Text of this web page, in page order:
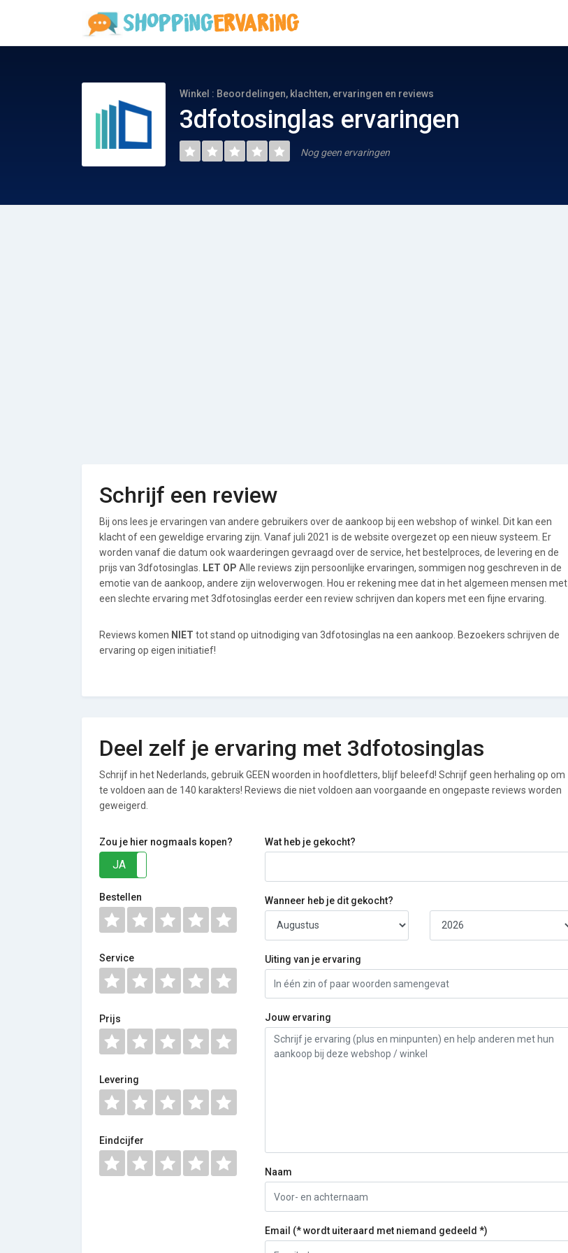
Winkel : Beoordelingen, klachten, ervaringen en reviews
3dfotosinglas ervaringen
Nog geen ervaringen
Schrijf een review
Bij ons lees je ervaringen van andere gebruikers over de aankoop bij een webshop of winkel. Dit kan een
klacht of een geweldige ervaring zijn. Vanaf juli 2021 is de website overgezet op een nieuw systeem. Er
worden vanaf die datum ook waarderingen gevraagd over de service, het bestelproces, de levering en de
prijs van 3dfotosinglas.
LET OP Alle reviews zijn persoonlijke ervaringen, sommigen nog geschreven in de
emotie van de aankoop, andere zijn weloverwogen. Hou er rekening mee dat in het algemeen mensen met
een slechte ervaring met 3dfotosinglas eerder een review schrijven dan kopers met een fijne ervaring.
Reviews komen NIET tot stand op uitnodiging van 3dfotosinglas na een aankoop. Bezoekers schrijven de
ervaring op eigen initiatief!
Deel zelf je ervaring met 3dfotosinglas
Schrijf in het Nederlands, gebruik GEEN woorden in hoofdletters, blijf beleefd! Schrijf geen herhaling op om
te voldoen aan de 140 karakters! Reviews die niet voldoen aan voorgaande en ongepaste reviews worden
geweigerd.
Zou je hier nogmaals kopen?
JA
Bestellen
Service
Prijs
Levering
Eindcijfer
Wat heb je gekocht?
Wanneer heb je dit gekocht?
Uiting van je ervaring
Jouw ervaring
Naam
Email (* wordt uiteraard met niemand gedeeld *)